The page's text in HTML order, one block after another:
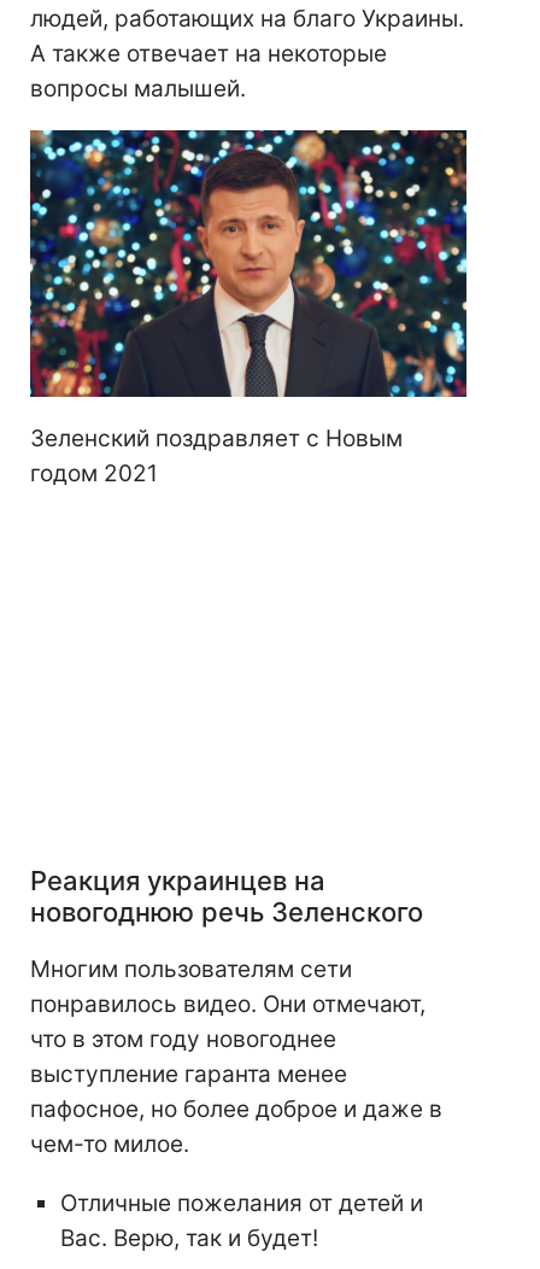
людей, работающих на благо Украины.
А также отвечает на некоторые
вопросы малышей.
Зеленский поздравляет с Новым
годом 2021
Реакция украинцев на
новогоднюю речь Зеленского
Многим пользователям сети
понравилось видео. Они отмечают,
что в этом году новогоднее
выступление гаранта менее
пафосное, но более доброе и даже в
чем-то милое.
Отличные пожелания от детей и
Вас. Верю, так и будет!